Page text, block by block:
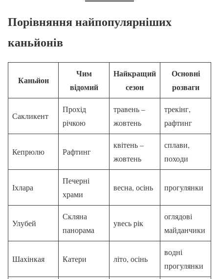
Порівняння найпопулярніших
каньйонів
Каньйон
Чим
відомий
Найкращий
сезон
Основні
розваги
Сакликент
Прохід
річкою
травень –
жовтень
трекінг,
рафтинг
Кепрюлю Рафтинг
квітень –
жовтень
сплави,
походи
Іхлара
Печерні
храми
весна, осінь прогулянки
Улубей
Скляна
панорама
увесь рік
оглядові
майданчики
Шахінкая Катери літо, осінь
водні
прогулянки